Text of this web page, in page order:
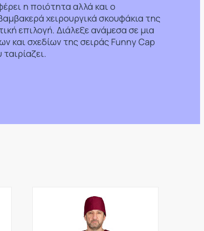
η ποιότητα αλλά και ο
χειρουργικά σκουφάκια της
επιλογή. Διάλεξε ανάμεσα σε μια
και σχεδίων της σειράς Funny Cap